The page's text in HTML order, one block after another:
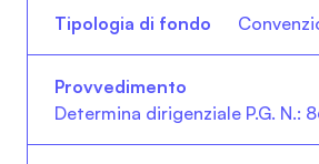
Determina dirigenziale P.G. N.: